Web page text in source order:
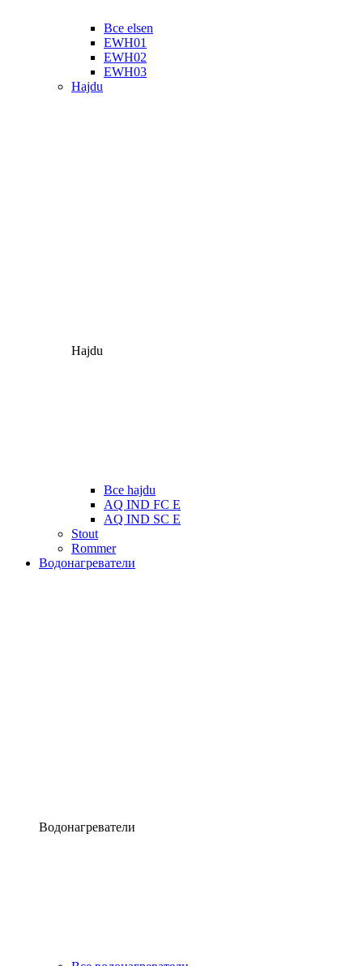
Все elsen
EWH01
EWH02
EWH03
Hajdu
Hajdu
Все hajdu
AQ IND FC E
AQ IND SC E
Stout
Rommer
Водонагреватели
Водонагреватели